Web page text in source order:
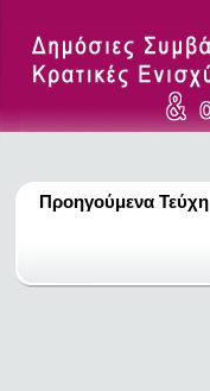
Προηγούμενα Τεύχη